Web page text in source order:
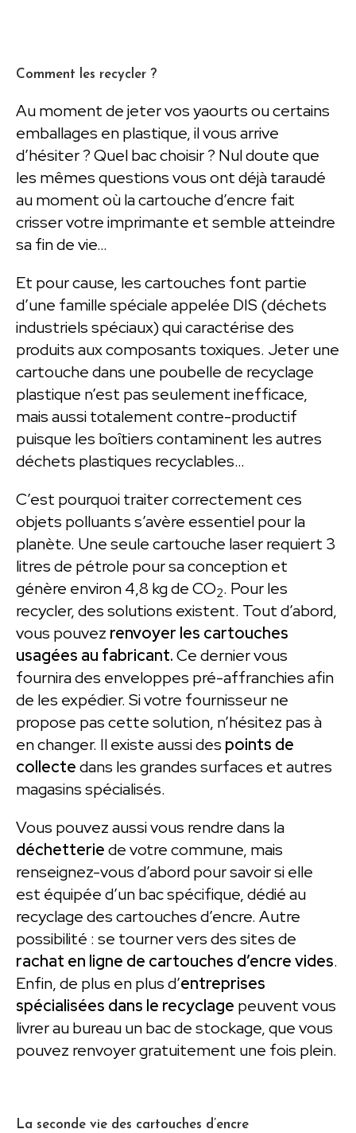
Comment les recycler ?
Au moment de jeter vos yaourts ou certains
emballages en plastique, il vous arrive
d’hésiter ? Quel bac choisir ? Nul doute que
les mêmes questions vous ont déjà taraudé
au moment où la cartouche d’encre fait
crisser votre imprimante et semble atteindre
sa fin de vie…
Et pour cause, les cartouches font partie
d’une famille spéciale appelée DIS (déchets
industriels spéciaux) qui caractérise des
produits aux composants toxiques. Jeter une
cartouche dans une poubelle de recyclage
plastique n’est pas seulement inefficace,
mais aussi totalement contre-productif
puisque les boîtiers contaminent les autres
déchets plastiques recyclables…
C’est pourquoi traiter correctement ces
objets polluants s’avère essentiel pour la
planète. Une seule cartouche laser requiert 3
litres de pétrole pour sa conception et
génère environ 4,8 kg de CO2. Pour les
recycler, des solutions existent. Tout d’abord,
vous pouvez renvoyer les cartouches
usagées au fabricant.Ce dernier vous
fournira des enveloppes pré-affranchies afin
de les expédier. Si votre fournisseur ne
propose pas cette solution, n’hésitez pas à
en changer. Il existe aussi des points de
collectedans les grandes surfaces et autres
magasins spécialisés.
Vous pouvez aussi vous rendre dans la
déchetteriede votre commune, mais
renseignez-vous d’abord pour savoir si elle
est équipée d’un bac spécifique, dédié au
recyclage des cartouches d’encre. Autre
possibilité : se tourner vers des sites de
rachat en ligne de cartouches d’encre vides.
Enfin, de plus en plus d’entreprises
spécialisées dans le recyclage peuvent vous
livrer au bureau un bac de stockage, que vous
pouvez renvoyer gratuitement une fois plein.
La seconde vie des cartouches d’encre